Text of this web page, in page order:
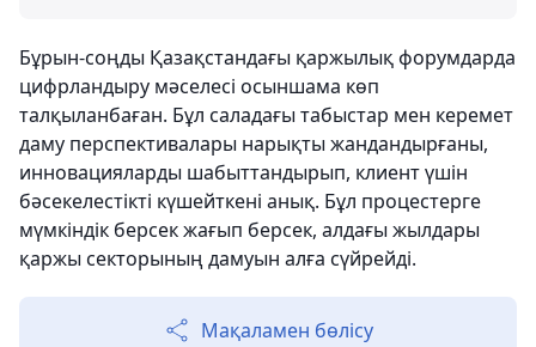
Бұрын-соңды Қазақстандағы қаржылық форумдарда
цифрландыру мәселесі осыншама көп
талқыланбаған. Бұл саладағы табыстар мен керемет
даму перспективалары нарықты жандандырғаны,
инновацияларды шабыттандырып, клиент үшін
бәсекелестікті күшейткені анық. Бұл процестерге
мүмкіндік берсек жағып берсек, алдағы жылдары
қаржы секторының дамуын алға сүйрейді.
Мақаламен бөлісу